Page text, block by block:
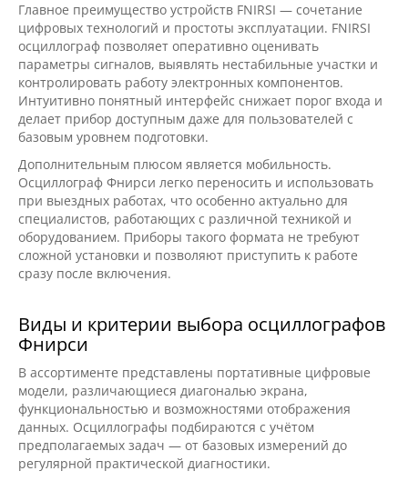
Главное преимущество устройств FNIRSI — сочетание
цифровых технологий и простоты эксплуатации. FNIRSI
осциллограф позволяет оперативно оценивать
параметры сигналов, выявлять нестабильные участки и
контролировать работу электронных компонентов.
Интуитивно понятный интерфейс снижает порог входа и
делает прибор доступным даже для пользователей с
базовым уровнем подготовки.
Дополнительным плюсом является мобильность.
Осциллограф Фнирси легко переносить и использовать
при выездных работах, что особенно актуально для
специалистов, работающих с различной техникой и
оборудованием. Приборы такого формата не требуют
сложной установки и позволяют приступить к работе
сразу после включения.
Виды и критерии выбора осциллографов
Фнирси
В ассортименте представлены портативные цифровые
модели, различающиеся диагональю экрана,
функциональностью и возможностями отображения
данных. Осциллографы подбираются с учётом
предполагаемых задач — от базовых измерений до
регулярной практической диагностики.